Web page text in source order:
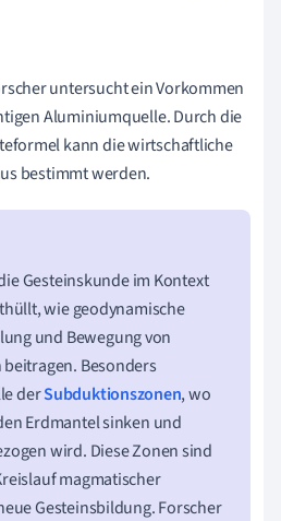
untersucht ein Vorkommen
Aluminiumquelle. Durch die
kann die wirtschaftliche
bestimmt werden.
Gesteinskunde im Kontext
wie geodynamische
und Bewegung von
Besonders
derSubduktionszonen, wo
Erdmantel sinken und
wird. Diese Zonen sind
magmatischer
Gesteinsbildung. Forscher